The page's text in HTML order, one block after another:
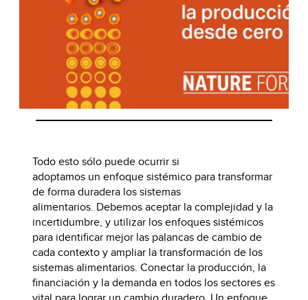
Todo esto sólo puede ocurrir si
adoptamos un enfoque sistémico para transformar
de forma duradera los sistemas
alimentarios. Debemos aceptar la complejidad y la
incertidumbre, y utilizar los enfoques sistémicos
para identificar mejor las palancas de cambio de
cada contexto y ampliar la transformación de los
sistemas alimentarios. Conectar la producción, la
financiación y la demanda en todos los sectores es